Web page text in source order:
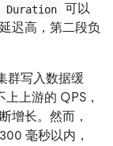
Duration
可以
迟高，第二段负
群写入数据缓
上游的 QPS，
增长。然而，
毫秒以内，